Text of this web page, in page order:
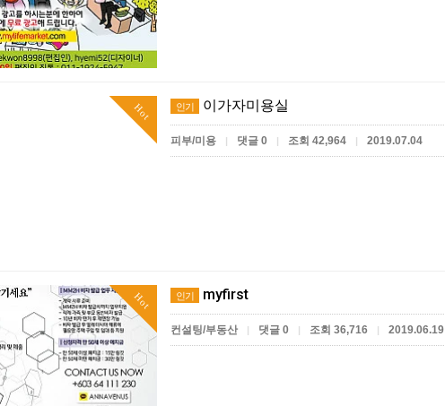
Hot 인기 이가자미용실
피부/미용 | 댓글 0 | 조회 42,964 | 2019.07.04
Hot 인기 myfirst
컨설팅/부동산 | 댓글 0 | 조회 36,716 | 2019.06.19